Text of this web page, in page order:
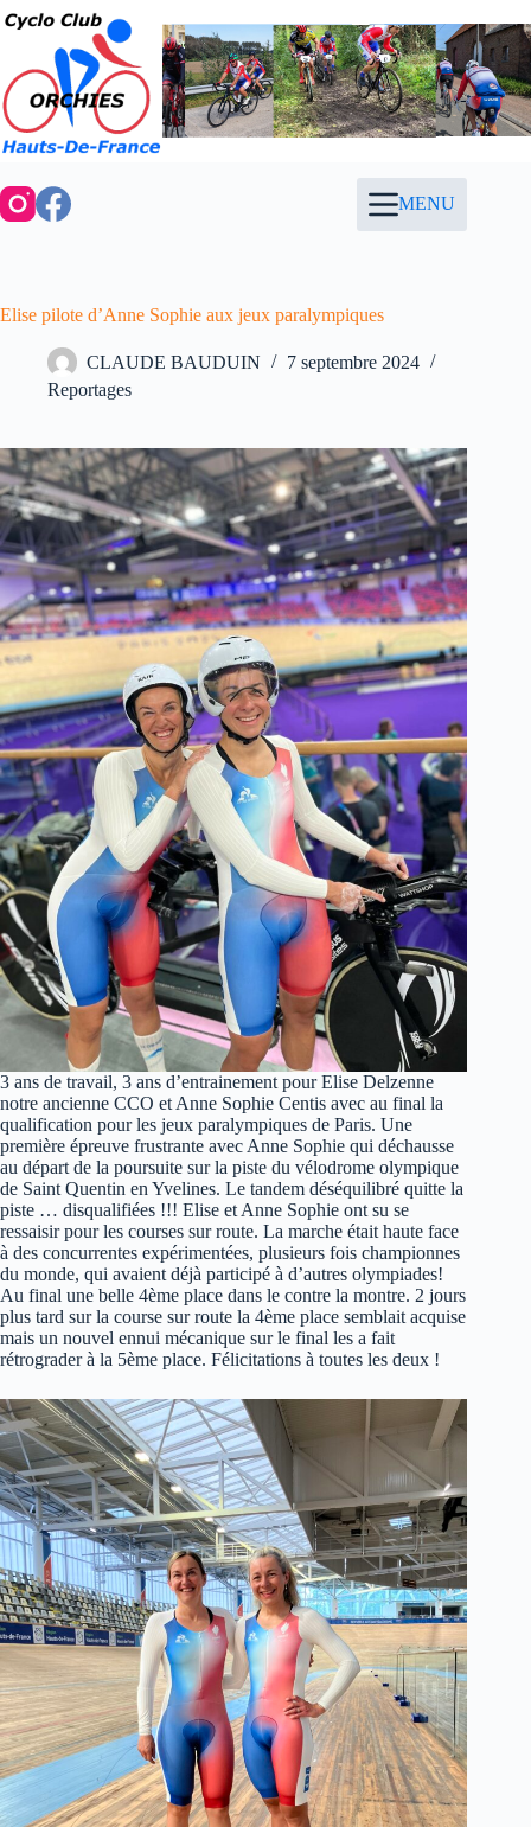
Passer
au
contenu
MENU
Elise pilote d’Anne Sophie aux jeux paralympiques
CLAUDE BAUDUIN
7 septembre 2024
Reportages
3 ans de travail, 3 ans d’entrainement pour Elise Delzenne
notre ancienne CCO et Anne Sophie Centis avec au final la
qualification pour les jeux paralympiques de Paris. Une
première épreuve frustrante avec Anne Sophie qui déchausse
au départ de la poursuite sur la piste du vélodrome olympique
de Saint Quentin en Yvelines. Le tandem déséquilibré quitte la
piste … disqualifiées !!! Elise et Anne Sophie ont su se
ressaisir pour les courses sur route. La marche était haute face
à des concurrentes expérimentées, plusieurs fois championnes
du monde, qui avaient déjà participé à d’autres olympiades!
Au final une belle 4ème place dans le contre la montre. 2 jours
plus tard sur la course sur route la 4ème place semblait acquise
mais un nouvel ennui mécanique sur le final les a fait
rétrograder à la 5ème place. Félicitations à toutes les deux !